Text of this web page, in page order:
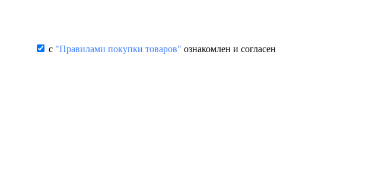
с "Правилами покупки товаров" ознакомлен и согласен